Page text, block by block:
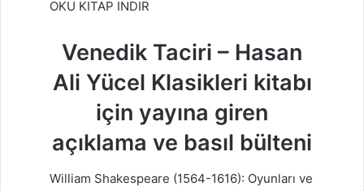
OKU KITAP INDIR
Venedik Taciri – Hasan
Ali Yücel Klasikleri kitabı
için yayına giren
açıklama ve basıl bülteni
William Shakespeare (1564-1616): Oyunları ve